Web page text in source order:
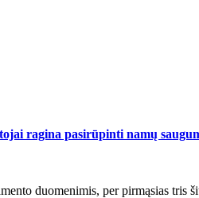
ragina pasirūpinti namų
duomenimis, per pirmąsias